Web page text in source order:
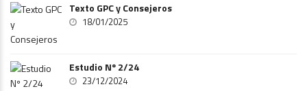
Texto GPC y Consejeros
18/01/2025
Estudio Nº 2/24
23/12/2024